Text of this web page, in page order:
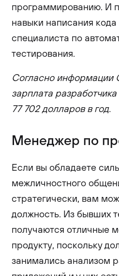
программированию. И
навыки написания
специалиста по
тестирования.
Согласно информации
зарплата
77 702 долларов в год.
Менеджер по
Если вы обладаете
межличностного
стратегически, вам
должность. Из бывших
получаются отличные
продукту, поскольку
занимались анализом